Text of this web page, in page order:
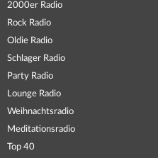
2000er Radio
Rock Radio
Oldie Radio
Schlager Radio
Party Radio
Lounge Radio
Weihnachtsradio
Meditationsradio
Top 40